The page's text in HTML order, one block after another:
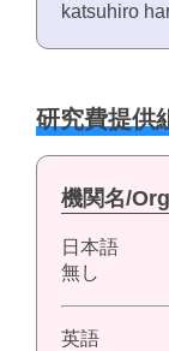
katsuhiro
研究費提供
機関名/
日本語
無し
英語